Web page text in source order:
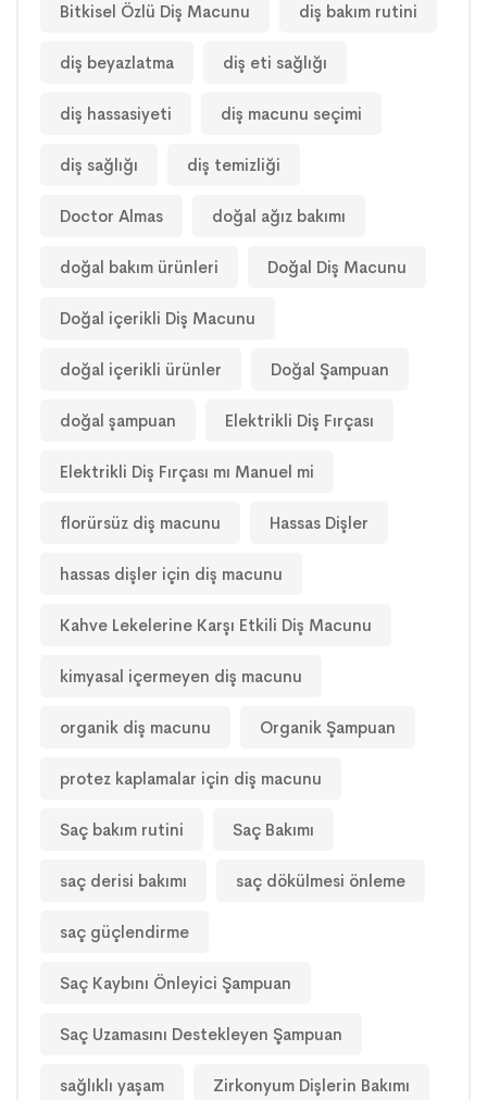
Bitkisel Özlü Diş Macunu diş bakım rutini
diş beyazlatma diş eti sağlığı
diş hassasiyeti diş macunu seçimi
diş sağlığı diş temizliği
Doctor Almas doğal ağız bakımı
doğal bakım ürünleri Doğal Diş Macunu
Doğal içerikli Diş Macunu
doğal içerikli ürünler Doğal Şampuan
doğal şampuan Elektrikli Diş Fırçası
Elektrikli Diş Fırçası mı Manuel mi
florürsüz diş macunu Hassas Dişler
hassas dişler için diş macunu
Kahve Lekelerine Karşı Etkili Diş Macunu
kimyasal içermeyen diş macunu
organik diş macunu Organik Şampuan
protez kaplamalar için diş macunu
Saç bakım rutini Saç Bakımı
saç derisi bakımı saç dökülmesi önleme
saç güçlendirme
Saç Kaybını Önleyici Şampuan
Saç Uzamasını Destekleyen Şampuan
sağlıklı yaşam Zirkonyum Dişlerin Bakımı